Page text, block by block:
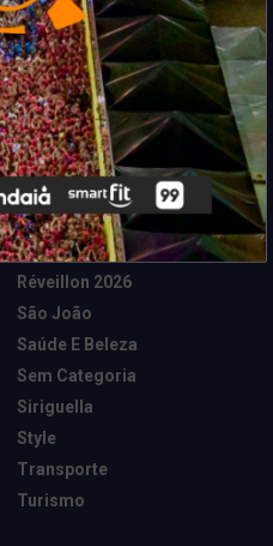
Marketing E Negócios
Música
News Tech
Réveillon 2026
São João
Saúde E Beleza
Sem Categoria
Siriguella
Style
Transporte
Turismo